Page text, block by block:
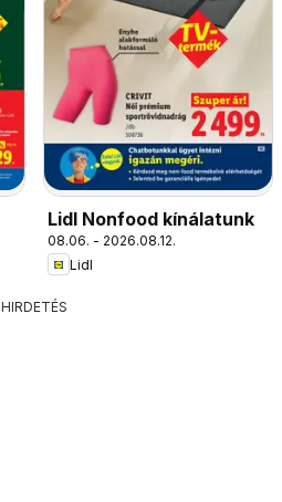
Lidl Nonfood kínálatunk
08.06. - 2026.08.12.
Lidl
HIRDETÉS